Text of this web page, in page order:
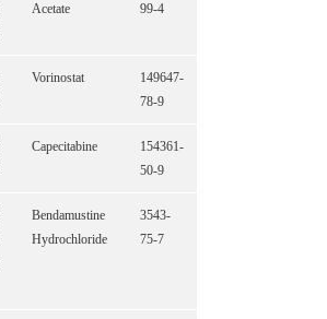
Acetate
99-4
Vorinostat
149647-
78-9
Capecitabine
154361-
50-9
Bendamustine
Hydrochloride
3543-
75-7